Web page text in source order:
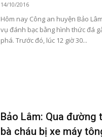
14/10/2016
Hôm nay Công an huyện Bảo
vụ đánh bạc bằng hình thức đá
phá. Trước đó, lúc 12 giờ 30...
Bảo Lâm: Qua đường
bà cháu bị xe máy